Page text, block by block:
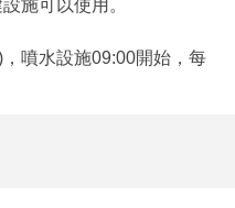
施可以使用。
噴水設施09:00開始，每